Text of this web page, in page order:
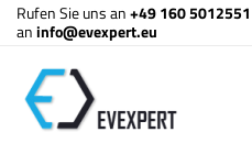
Rufen Sie uns an+49 160 5012551
aninfo@evexpert.eu